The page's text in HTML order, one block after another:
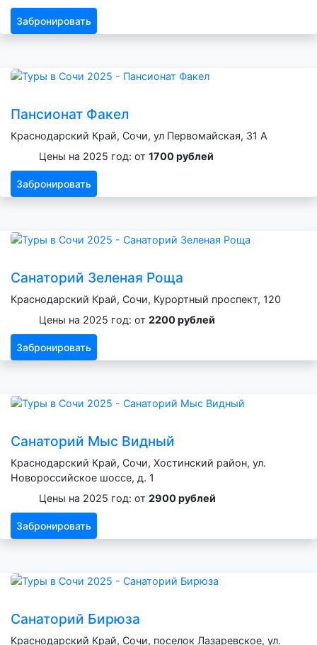
Забронировать
Пансионат Факел
Краснодарский Край, Сочи, ул Первомайская, 31 А
Цены на 2025 год: от 1700 рублей
Забронировать
Санаторий Зеленая Роща
Краснодарский Край, Сочи, Курортный проспект, 120
Цены на 2025 год: от 2200 рублей
Забронировать
Санаторий Мыс Видный
Краснодарский Край, Сочи, Хостинский район, ул.
Новороссийское шоссе, д. 1
Цены на 2025 год: от 2900 рублей
Забронировать
Санаторий Бирюза
Краснодарский Край, Сочи, поселок Лазаревское, ул.